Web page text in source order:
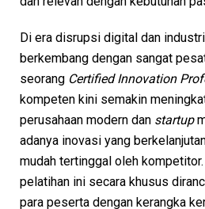
Di era disrupsi digital dan
berkembang dengan sangat
seorang Certified Innovation
kompeten kini semakin
perusahaan modern dan startup
adanya inovasi yang
mudah tertinggal oleh
pelatihan ini secara khusus
para peserta dengan kerangka